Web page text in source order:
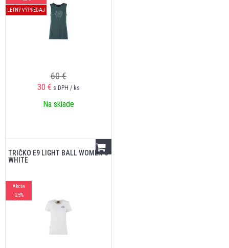
LETNÝ VÝPREDAJ
60 €
30 € s DPH / ks
Na sklade
TRIČKO E9 LIGHT BALL WOMEN'S
WHITE
Akcia
-25%